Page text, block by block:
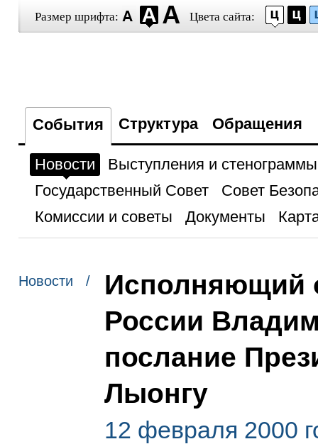
Размер шрифта: Цвета сайта:
События Структура Обращения
Новости
Выступления и стенограммы
Государственный Совет
Совет
Комиссии и советы
Документы
Новости /
Исполняющий
России
послание
Лыонгу
12 февраля 2000